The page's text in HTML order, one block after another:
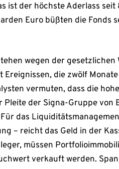
ist der höchste Aderlass
Euro büßten die Fonds
wegen der
Ereignissen, die zwölf
vermuten, dass die
Pleite der Signa-Gruppe von
das
– reicht das Geld in der
müssen
verkauft werden.